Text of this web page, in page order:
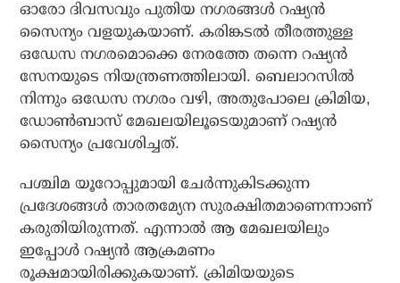
ഓരോ ദിവസവും പുതിയ നഗരങ്ങള്‍ റഷ്യന്‍
സൈന്യം വളയുകയാണ്. കരിങ്കടല്‍ തീരത്തുള്ള
ഒഡേസ നഗരമൊക്കെ നേരത്തേ തന്നെ റഷ്യന്‍
സേനയുടെ നിയന്ത്രണത്തിലായി. ബെലാറസില്‍
നിന്നും ഒഡേസ നഗരം വഴി, അതുപോലെ ക്രിമിയ,
ഡോണ്‍ബാസ് മേഖലയിലൂടെയുമാണ് റഷ്യന്‍
സൈന്യം പ്രവേശിച്ചത്.
പശ്ചിമ യൂറോപ്പുമായി ചേര്‍ന്നുകിടക്കുന്ന
പ്രദേശങ്ങള്‍ താരതമ്യേന സുരക്ഷിതമാണെന്നാണ്
കരുതിയിരുന്നത്. എന്നാല്‍ ആ മേഖലയിലും
ഇപ്പോള്‍ റഷ്യന്‍ ആക്രമണം
രൂക്ഷമായിരിക്കുകയാണ്. ക്രിമിയയുടെ